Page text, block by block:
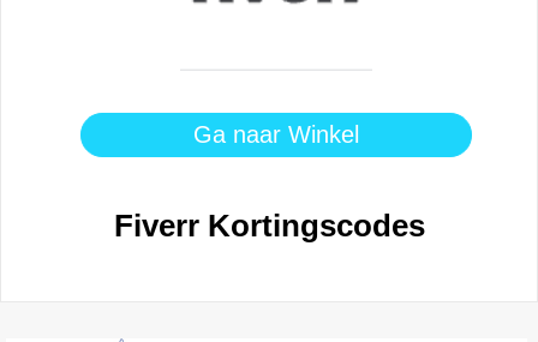
Ga naar Winkel
Fiverr Kortingscodes